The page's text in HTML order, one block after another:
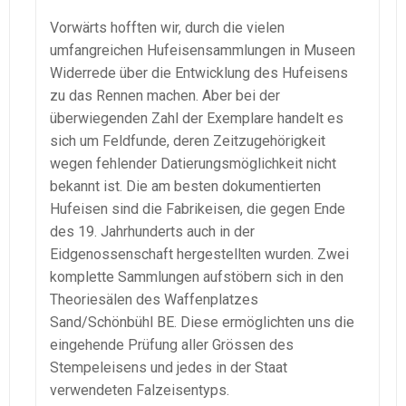
Vorwärts hofften wir, durch die vielen
umfangreichen Hufeisensammlungen in Museen
Widerrede über die Entwicklung des Hufeisens
zu das Rennen machen. Aber bei der
überwiegenden Zahl der Exemplare handelt es
sich um Feldfunde, deren Zeitzugehörigkeit
wegen fehlender Datierungsmöglichkeit nicht
bekannt ist. Die am besten dokumentierten
Hufeisen sind die Fabrikeisen, die gegen Ende
des 19. Jahrhunderts auch in der
Eidgenossenschaft hergestellten wurden. Zwei
komplette Sammlungen aufstöbern sich in den
Theoriesälen des Waffenplatzes
Sand/Schönbühl BE. Diese ermöglichten uns die
eingehende Prüfung aller Grössen des
Stempeleisens und jedes in der Staat
verwendeten Falzeisentyps.